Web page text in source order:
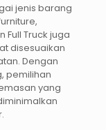
jenis barang
Full Truck juga
disesuaikan
Dengan
pemilihan
yang